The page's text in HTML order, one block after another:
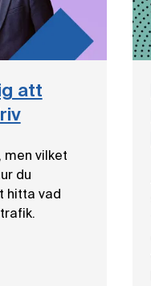
att
men vilket
du
hitta vad